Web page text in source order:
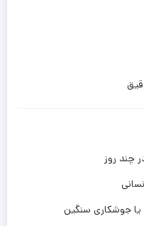
چند روز
یا جوشکاری سنگین